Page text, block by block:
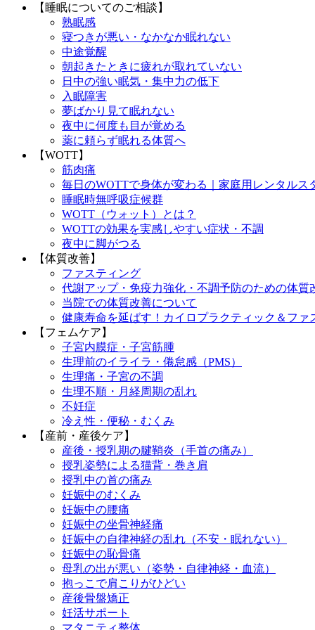
【睡眠についてのご相談】
熟眠感
寝つきが悪い・なかなか眠れない
中途覚醒
朝起きたときに疲れが取れていない
日中の強い眠気・集中力の低下
入眠障害
夢ばかり見て眠れない
夜中に何度も目が覚める
薬に頼らず眠れる体質へ
【WOTT】
筋肉痛
毎日のWOTTで身体が変わる｜家庭用レンタルス
睡眠時無呼吸症候群
WOTT（ウォット）とは？
WOTTの効果を実感しやすい症状・不調
夜中に脚がつる
【体質改善】
ファスティング
代謝アップ・免疫力強化・不調予防のための体質
当院での体質改善について
健康寿命を延ばす！カイロプラクティック＆ファ
【フェムケア】
子宮内膜症・子宮筋腫
生理前のイライラ・倦怠感（PMS）
生理痛・子宮の不調
生理不順・月経周期の乱れ
不妊症
冷え性・便秘・むくみ
【産前・産後ケア】
産後・授乳期の腱鞘炎（手首の痛み）
授乳姿勢による猫背・巻き肩
授乳中の首の痛み
妊娠中のむくみ
妊娠中の腰痛
妊娠中の坐骨神経痛
妊娠中の自律神経の乱れ（不安・眠れない）
妊娠中の恥骨痛
母乳の出が悪い（姿勢・自律神経・血流）
抱っこで肩こりがひどい
産後骨盤矯正
妊活サポート
マタニティ整体